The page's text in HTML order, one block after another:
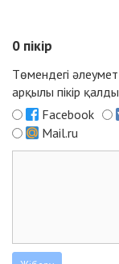
0 пікір
Төмендегі
арқылы пікір
Facebook
Mail.ru